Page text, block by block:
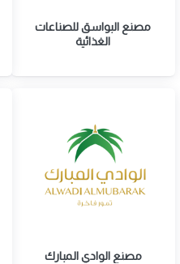
مصنع البواسق للصناعات
الغذائية
مصنع الوادي المبارك